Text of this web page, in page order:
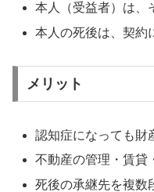
本人（受益者）は、
本人の死後は、契約
メリット
認知症になっても財
不動産の管理・賃貸
死後の承継先を複数